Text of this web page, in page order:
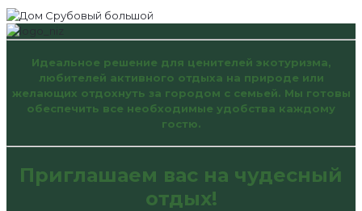
Идеальное решение для ценителей экотуризма,
любителей активного отдыха на природе или
желающих отдохнуть за городом с семьей. Мы готовы
обеспечить все необходимые удобства каждому
гостю.
Приглашаем вас на чудесный
отдых!